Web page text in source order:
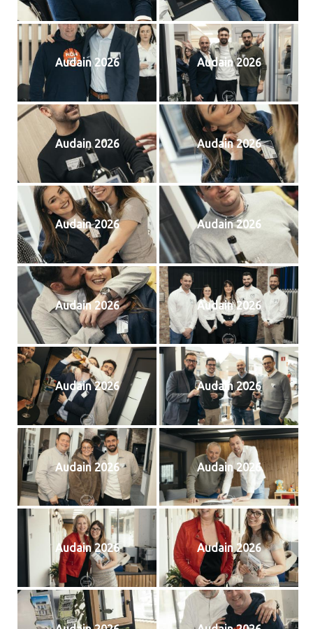
Audain 2026 Audain 2026
Audain 2026 Audain 2026
Audain 2026 Audain 2026
Audain 2026 Audain 2026
Audain 2026 Audain 2026
Audain 2026 Audain 2026
Audain 2026 Audain 2026